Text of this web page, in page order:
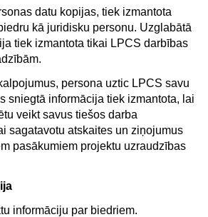
datu kopijas, tiek izmantota
kā juridisku personu. Uzglabātā
tiek izmantota tikai LPCS darbības
persona uztic LPCS savu
sniegtā informācija tiek izmantota, lai
veikt savus tiešos darba
sagatavotu atskaites un ziņojumus
pasākumiem projektu uzraudzības
informāciju par biedriem.